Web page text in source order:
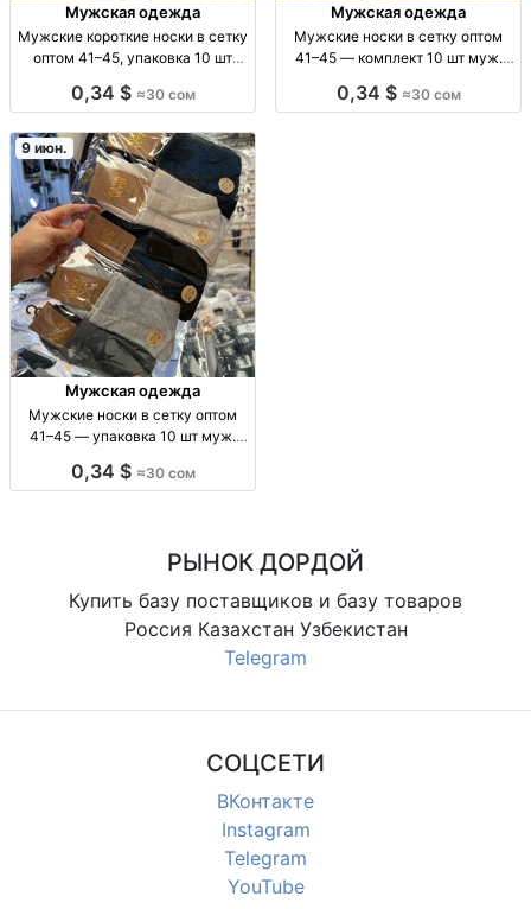
Мужская одежда
Мужские короткие носки в сетку
оптом 41–45, упаковка 10 шт
дышащие, 41–45, 10 шт/уп, опт
0,34 $ ≈30 сом
Мужская одежда
Мужские носки в сетку оптом
41–45 — комплект 10 шт муж.
комплект 10 шт, сезон/дышащие,
0,34 $ ≈30 сом
9 июн.
Мужская одежда
Мужские носки в сетку оптом
41–45 — упаковка 10 шт муж.
шт/уп, повседн., комфорт
0,34 $ ≈30 сом
РЫНОК ДОРДОЙ
Купить базу поставщиков и базу товаров
Россия Казахстан Узбекистан
Telegram
СОЦСЕТИ
ВКонтакте
Instagram
Telegram
YouTube